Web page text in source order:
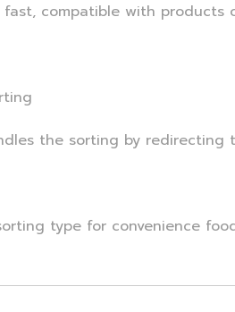
compatible with products
the sorting by
type for convenience